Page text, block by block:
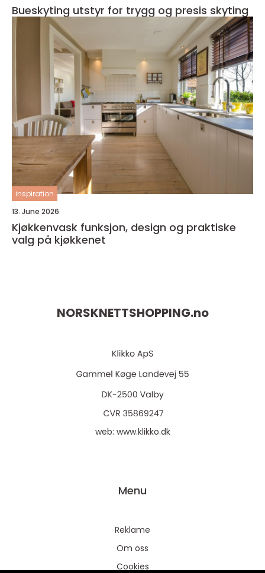
Bueskyting utstyr for trygg og presis skyting
inspiration
13. June 2026
Kjøkkenvask funksjon, design og praktiske
valg på kjøkkenet
NORSKNETTSHOPPING.no
web: www.klikko.dk
Menu
Reklame
Om oss
Cookies